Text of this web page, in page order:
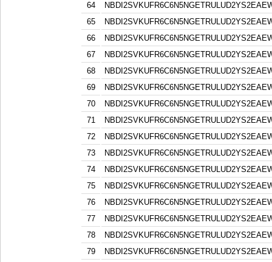
64
65
66
67
68
69
70
71
72
73
74
75
76
77
78
79